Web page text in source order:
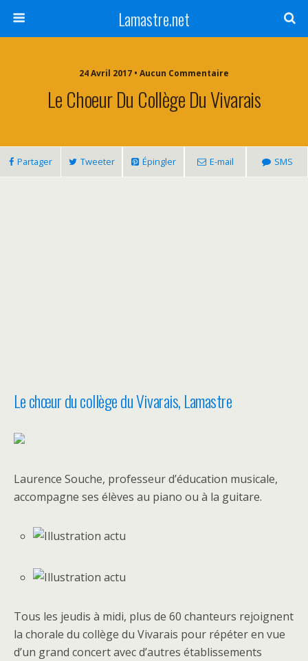
Lamastre.net
24 Avril 2017 • Aucun Commentaire
Le Choeur Du Collège Du Vivarais
Partager Tweeter Épingler E-mail SMS
Le chœur du collège du Vivarais, Lamastre
Laurence Souche, professeur d’éducation musicale,
accompagne ses élèves au piano ou à la guitare.
Tous les jeudis à midi, plus de 60 chanteurs rejoignent
la chorale du collège du Vivarais pour répéter en vue
d’un grand concert avec d’autres établissements